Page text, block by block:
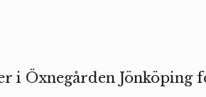
i Öxnegården Jönköping